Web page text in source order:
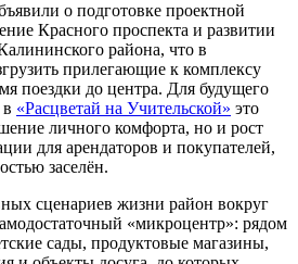
о подготовке проектной
Красного проспекта и развитии
района, что в
прилегающие к комплексу
поездки до центра. Для будущего
«Расцветай на Учительской» это
личного комфорта, но и рост
для арендаторов и покупателей,
заселён.
сценариев жизни район вокруг
«микроцентр»: рядом
сады, продуктовые магазины,